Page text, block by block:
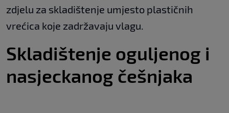
zdjelu za skladištenje umjesto plastičnih
vrećica koje zadržavaju vlagu.
Skladištenje oguljenog i
nasjeckanog češnjaka